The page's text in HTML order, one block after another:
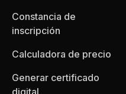
Constancia de
inscripción
Calculadora de precio
Generar certificado